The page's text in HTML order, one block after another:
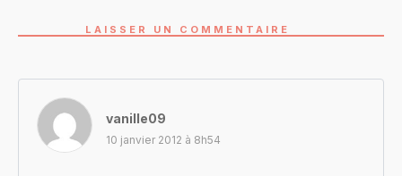
LAISSER UN COMMENTAIRE
vanille09
10 janvier 2012 à 8h54